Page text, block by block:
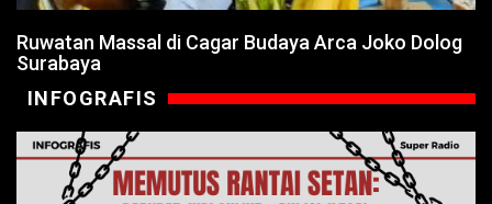
Ruwatan Massal di Cagar Budaya Arca Joko Dolog
Surabaya
INFOGRAFIS